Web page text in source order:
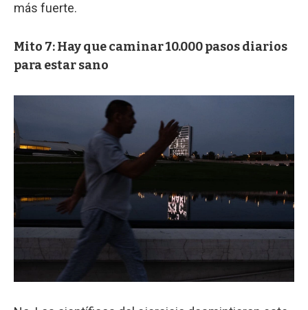
más fuerte.
Mito 7: Hay que caminar 10.000 pasos diarios
para estar sano